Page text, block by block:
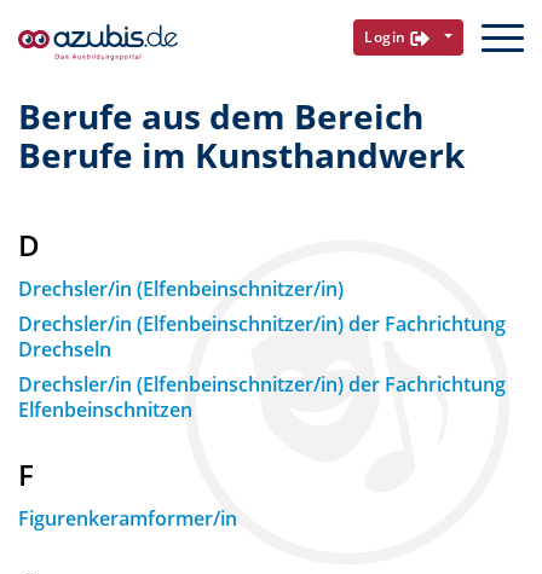
Login
Berufe aus dem Bereich
Berufe im Kunsthandwerk
D
Drechsler/in (Elfenbeinschnitzer/in)
Drechsler/in (Elfenbeinschnitzer/in) der Fachrichtung
Drechseln
Drechsler/in (Elfenbeinschnitzer/in) der Fachrichtung
Elfenbeinschnitzen
F
Figurenkeramformer/in